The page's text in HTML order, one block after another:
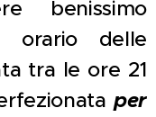
benissimo
orario delle
tra le ore 21
per